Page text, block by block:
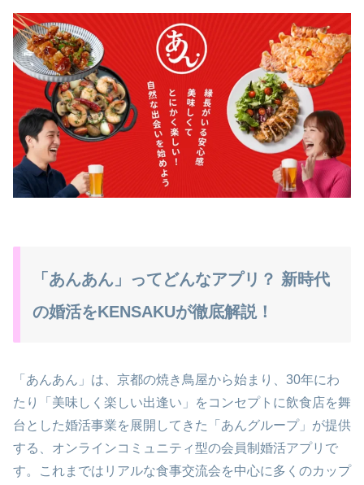
「あんあん」ってどんなアプリ？ 新時代
の婚活をKENSAKUが徹底解説！
「あんあん」は、京都の焼き鳥屋から始まり、30年にわ
たり「美味しく楽しい出逢い」をコンセプトに飲食店を舞
台とした婚活事業を展開してきた「あんグループ」が提供
する、オンラインコミュニティ型の会員制婚活アプリで
す。これまではリアルな食事交流会を中心に多くのカップ